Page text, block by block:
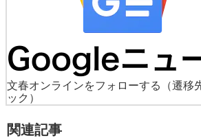
文春オンラインをフォローする
（遷
ック）
関連記事